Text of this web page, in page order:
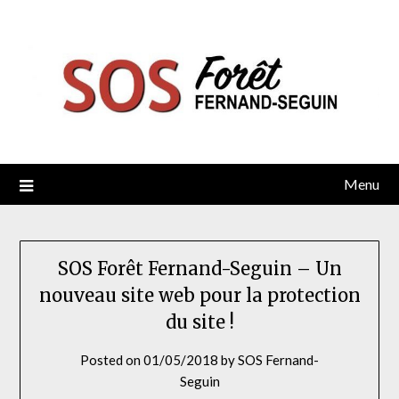
Menu
SOS Forêt Fernand-Seguin – Un
nouveau site web pour la protection
du site !
Posted on 01/05/2018 bySOS Fernand-
Seguin